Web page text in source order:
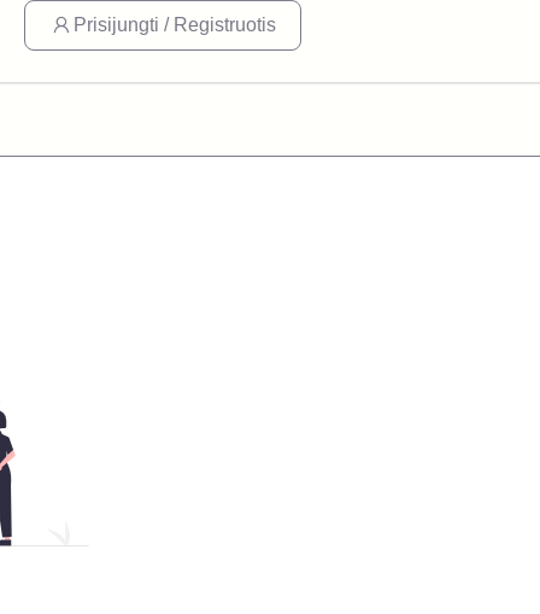
Prisijungti / Registruotis